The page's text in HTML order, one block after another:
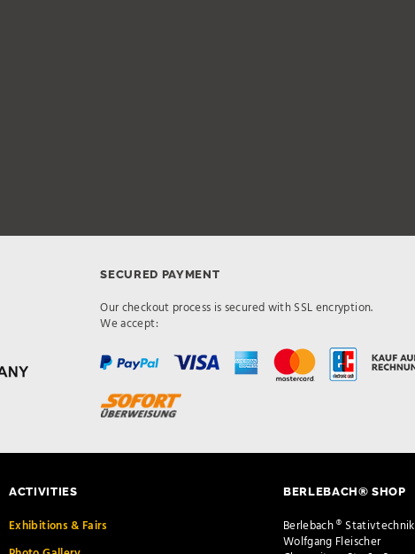
SECURED PAYMENT
Our checkout process is secured with SSL encryption.
We accept:
ACTIVITIES
Exhibitions & Fairs
BERLEBACH® SHOP
Berlebach ® Stativtechnik
Wolfgang Fleischer